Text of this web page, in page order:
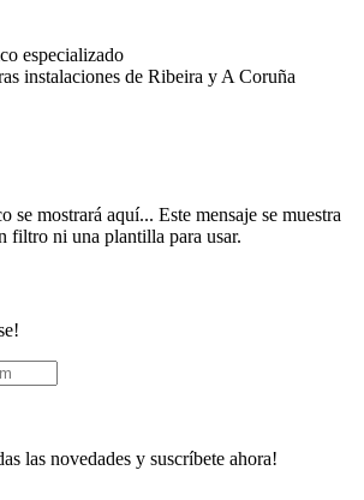
especializado
instalaciones de Ribeira y A Coruña
se mostrará aquí... Este mensaje se muestra
filtro ni una plantilla para usar.
las novedades y suscríbete ahora!